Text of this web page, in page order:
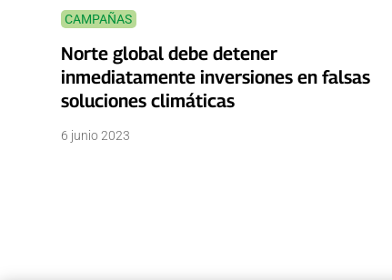
CAMPAÑAS
Norte global debe detener
inmediatamente inversiones en falsas
soluciones climáticas
6 junio 2023